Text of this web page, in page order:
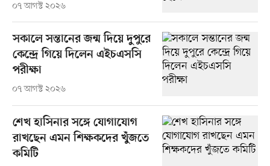
০৭ আগস্ট ২০২৬
সকালে সন্তানের জন্ম দিয়ে দুপুরে
কেন্দ্রে গিয়ে দিলেন এইচএসসি
পরীক্ষা
০৭ আগস্ট ২০২৬
শেখ হাসিনার সঙ্গে যোগাযোগ
রাখছেন এমন শিক্ষকদের খুঁজতে
কমিটি